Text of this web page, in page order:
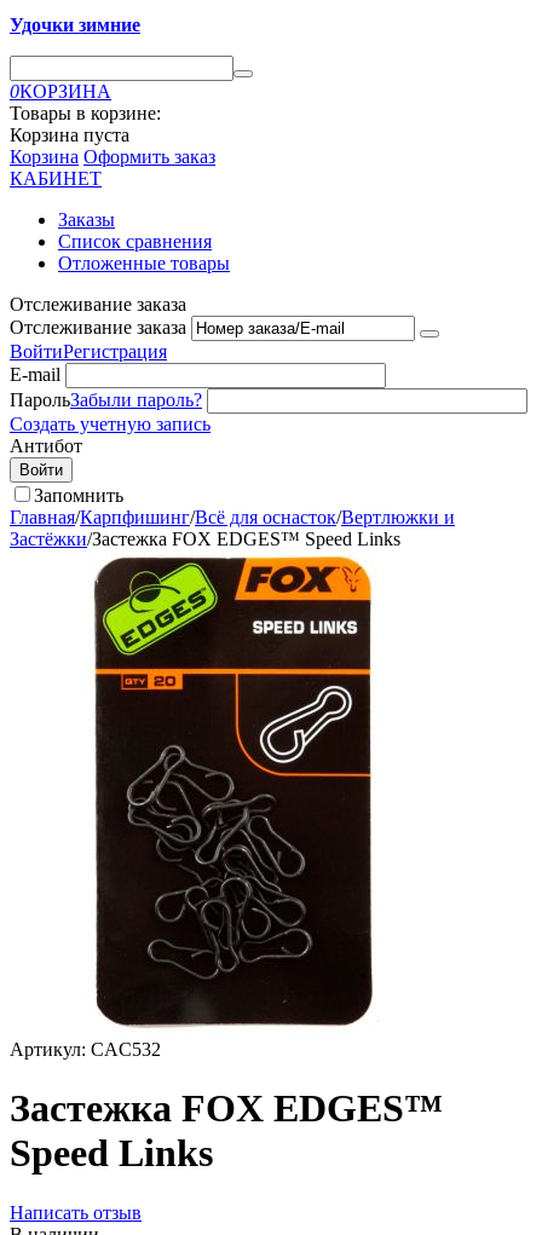
Удочки зимние
0КОРЗИНА
Товары в корзине:
Корзина пуста
Корзина Оформить заказ
КАБИНЕТ
Заказы
Список сравнения
Отложенные товары
Отслеживание заказа
Отслеживание заказа
ВойтиРегистрация
E-mail
ПарольЗабыли пароль?
Создать учетную запись
Антибот
Войти
Запомнить
Главная/Карпфишинг/Всё для оснасток/Вертлюжки и
Застёжки/Застежка FOX EDGES™ Speed Links
Артикул: CAC532
Застежка FOX EDGES™
Speed Links
Написать отзыв